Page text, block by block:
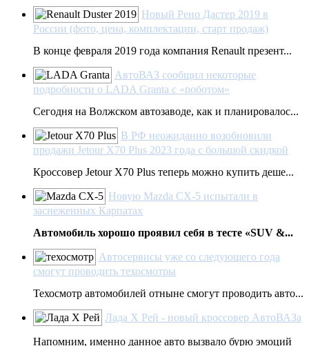
Новый Рено Дастер 2019 в
России (фото, цена, комплектации, старт продаж)
В конце февраля 2019 года компания Renault презент...
АвтоВАЗ сообщил некоторые
подробности о LADA Granta с «роботом»
Сегодня на Волжском автозаводе, как и планировалос...
В РФ неожиданно возобновили
продажи Jetour X70 Plus 2023 года с большой скидкой
Кроссовер Jetour X70 Plus теперь можно купить деше...
Новую Mazda CX-5 испытали в
заснеженных Карпатах
Автомобиль хорошо проявил себя в тесте «SUV &...
Автосервисы уже со следующего года
смогут проводить техосмотры
Техосмотр автомобилей отныне смогут проводить авто...
Лада Х Рей - новый кроссовер АвтоВАЗа
Напомним, именно данное авто вызвало бурю эмоций